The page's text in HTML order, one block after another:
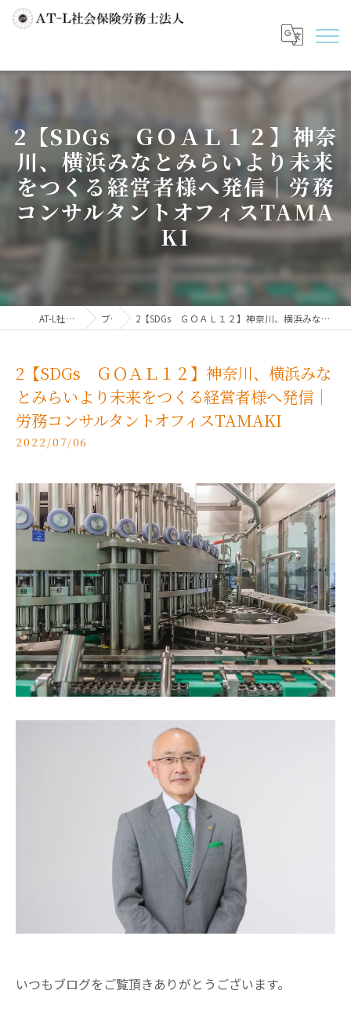
2【SDGs ＧＯＡＬ１２】神奈
川、横浜みなとみらいより未来
をつくる経営者様へ発信｜労務
コンサルタントオフィスTAMA
KI
AT-L社会保険労務士法人 ブログ 2【SDGs ＧＯＡＬ１２】神奈川、横浜みなとみらいより未来をつくる経営者様へ発信｜労務コンサルタントオフィスTAMAKI
2【SDGs ＧＯＡＬ１２】神奈川、横浜みな
とみらいより未来をつくる経営者様へ発信｜
労務コンサルタントオフィスTAMAKI
2022/07/06
いつもブログをご覧頂きありがとうございます。